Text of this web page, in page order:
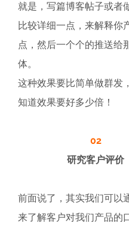
就是，写篇博客帖子或者
比较详细一点，来解释你
点，然后一个个的推送给
体。
这种效果要比简单做群发
知道效果要好多少倍！
02
研究客户评价
前面说了，其实我们可以
来了解客户对我们产品的